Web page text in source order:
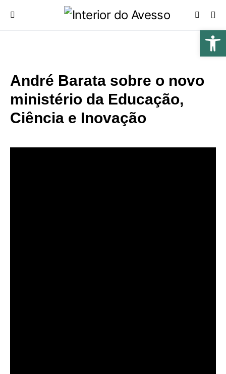
André Barata sobre o novo
ministério da Educação,
Ciência e Inovação